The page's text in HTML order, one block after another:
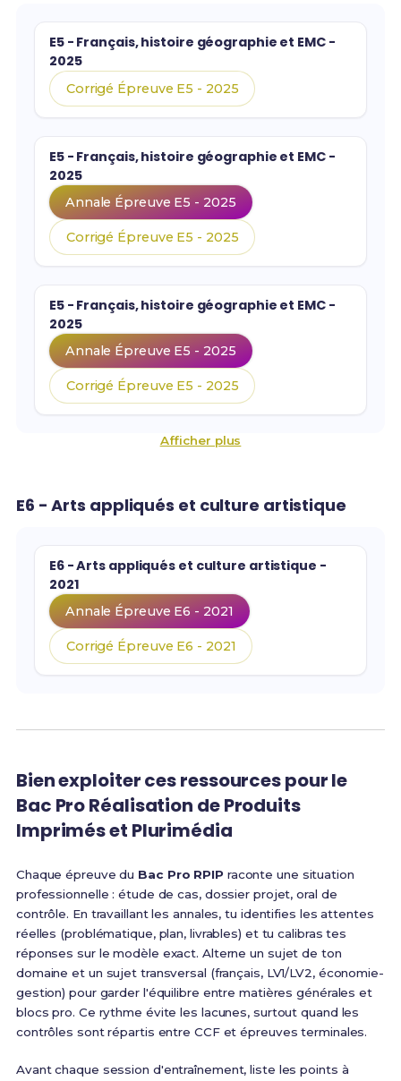
E5 - Français, histoire géographie et EMC -
2025
Corrigé Épreuve E5 - 2025
E5 - Français, histoire géographie et EMC -
2025
Annale Épreuve E5 - 2025
Corrigé Épreuve E5 - 2025
E5 - Français, histoire géographie et EMC -
2025
Annale Épreuve E5 - 2025
Corrigé Épreuve E5 - 2025
Afficher plus
E6 - Arts appliqués et culture artistique
E6 - Arts appliqués et culture artistique -
2021
Annale Épreuve E6 - 2021
Corrigé Épreuve E6 - 2021
Bien exploiter ces ressources pour le
Bac Pro Réalisation de Produits
Imprimés et Plurimédia
Chaque épreuve du Bac Pro RPIP raconte une situation
professionnelle : étude de cas, dossier projet, oral de
contrôle. En travaillant les annales, tu identifies les attentes
réelles (problématique, plan, livrables) et tu calibras tes
réponses sur le modèle exact. Alterne un sujet de ton
domaine et un sujet transversal (français, LV1/LV2, économie-
gestion) pour garder l'équilibre entre matières générales et
blocs pro. Ce rythme évite les lacunes, surtout quand les
contrôles sont répartis entre CCF et épreuves terminales.
Avant chaque session d'entraînement, liste les points à